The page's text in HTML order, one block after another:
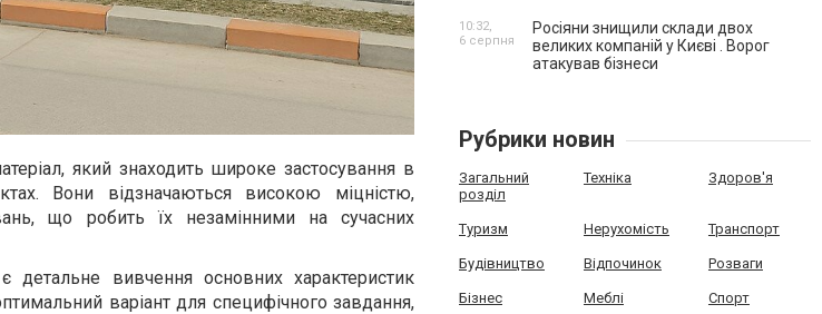
який знаходить широке застосування в
Вони відзначаються високою міцністю,
що робить їх незамінними на сучасних
вивчення основних характеристик
варіант для специфічного завдання,
Росіяни знищили склади двох
великих компаній у Києві . Ворог
атакував бізнеси
10:32,
6 серпня
Рубрики новин
Загальний
розділ
Техніка Здоров'я
Туризм Нерухомість Транспорт
Будівництво Відпочинок Розваги
Бізнес Меблі Спорт